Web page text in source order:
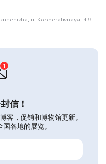
ul Kooperativnaya, d 9
信！
客，促销和博物馆更新。
各地的展览。